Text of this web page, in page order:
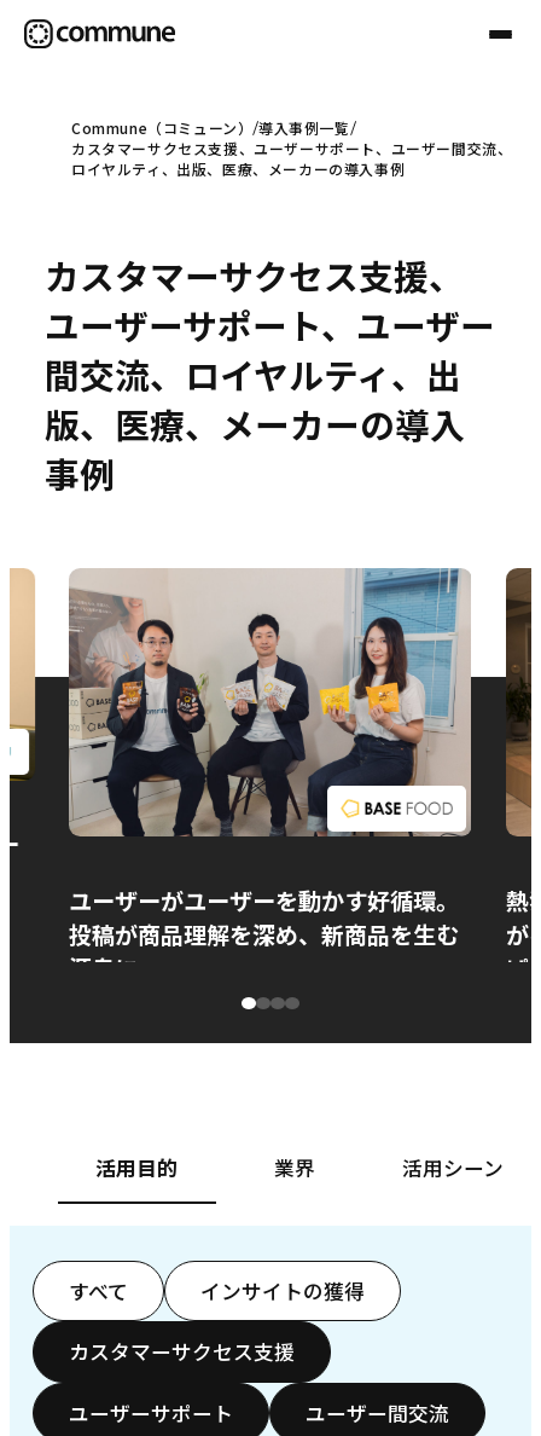
Communeについて
事例
セミナー
お問い合わせ
Commune（コミューン）
導入事例一覧
カスタマーサクセス支援、ユーザーサポート、ユーザー間交流、
ロイヤルティ、出版、医療、メーカーの導入事例
カスタマーサクセス支援、
ユーザーサポート、ユーザー
間交流、ロイヤルティ、出
版、医療、メーカーの導入
事例
ユーザーがユーザーを動かす好循環。
投稿が商品理解を深め、新商品を生む
源泉に
熱
が
ぱ
活用目的 業界 活用シーン
すべて インサイトの獲得
カスタマーサクセス支援
ユーザーサポート ユーザー間交流